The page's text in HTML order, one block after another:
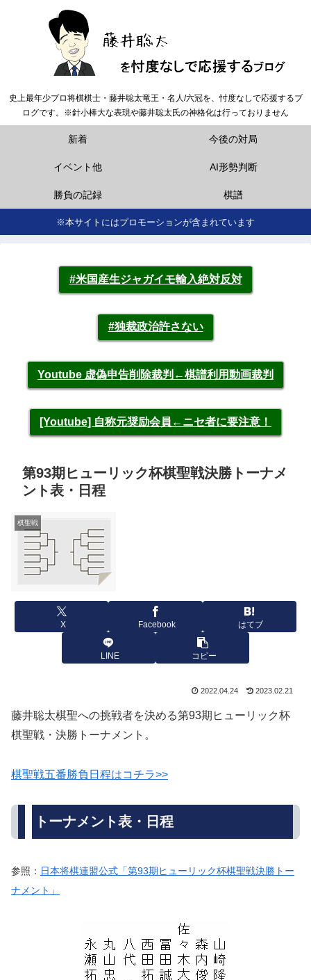
史上最年少プロ将棋棋士・藤井聡太竜王・名人/六冠を、忖度なしで応援するブ
ログです。※針小棒大な表現や藤井聡太氏の神格化は行っておりません
新着 今後の対局
イベント他 AI形勢判断
勝負の記録 棋譜
※本サイトにはプロモーションが含まれています
#米国産生ジャガイモ輸入絶対反対
#独裁政治許さない
Youtube 虚偽申告削除裁判←棋譜利用動画裁判
[Youtube] 自称元奨励会員←ニセ者に要注意！
第93期ヒューリック杯棋聖戦決勝トーナメ
ント表・日程
棋聖戦
X Facebook はてブ
LINE コピー
2022.04.24 2023.02.21
藤井聡太棋聖への挑戦者を決める第93期ヒューリック杯
棋聖戦・決勝トーナメント。
棋聖戦五番勝負日程はコチラ>>
トーナメント表・日程
参照： 日本将棋連盟公式「第93期ヒューリック杯棋聖戦決勝トー
ナメント」